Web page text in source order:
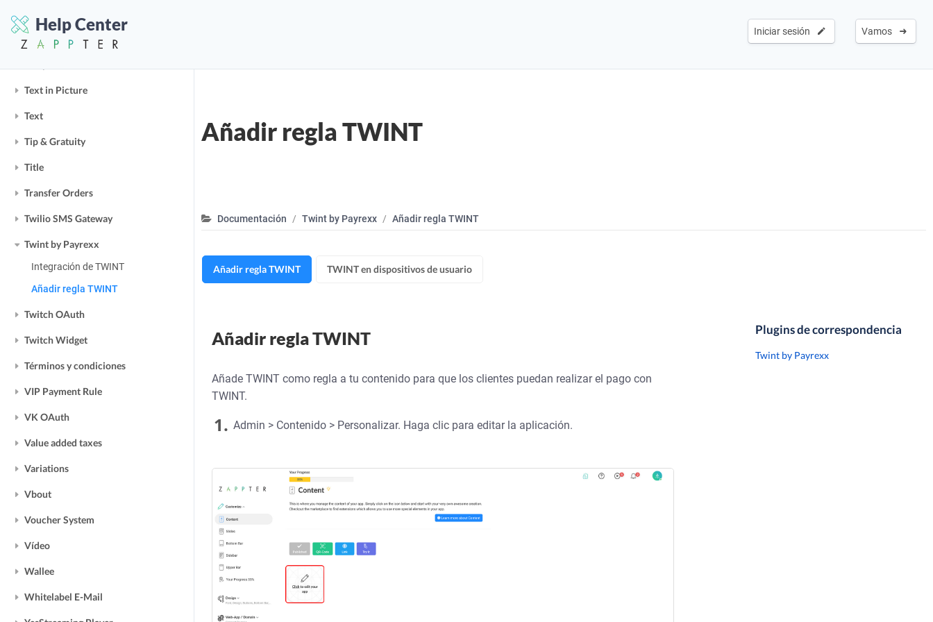
Help Center Vamos
Iniciar sesión
Surcharges
Tawk Chat
Text in Picture
Text
Tip & Gratuity
Title
Transfer Orders
Twilio SMS Gateway
Twint by Payrexx
Integración de TWINT
Añadir regla TWINT
Twitch OAuth
Twitch Widget
Términos y condiciones
VIP Payment Rule
VK OAuth
Value added taxes
Variations
Vbout
Voucher System
Vídeo
Wallee
Whitelabel E-Mail
Añadir regla TWINT
Documentación Twint by Payrexx Añadir regla TWINT
Añadir regla TWINT TWINT en dispositivos de usuario
Añadir regla TWINT
Añade TWINT como regla a tu contenido para que los clientes puedan realizar el pago con
TWINT.
1. Admin > Contenido > Personalizar. Haga clic para editar la aplicación.
Plugins de correspondencia
Twint by Payrexx